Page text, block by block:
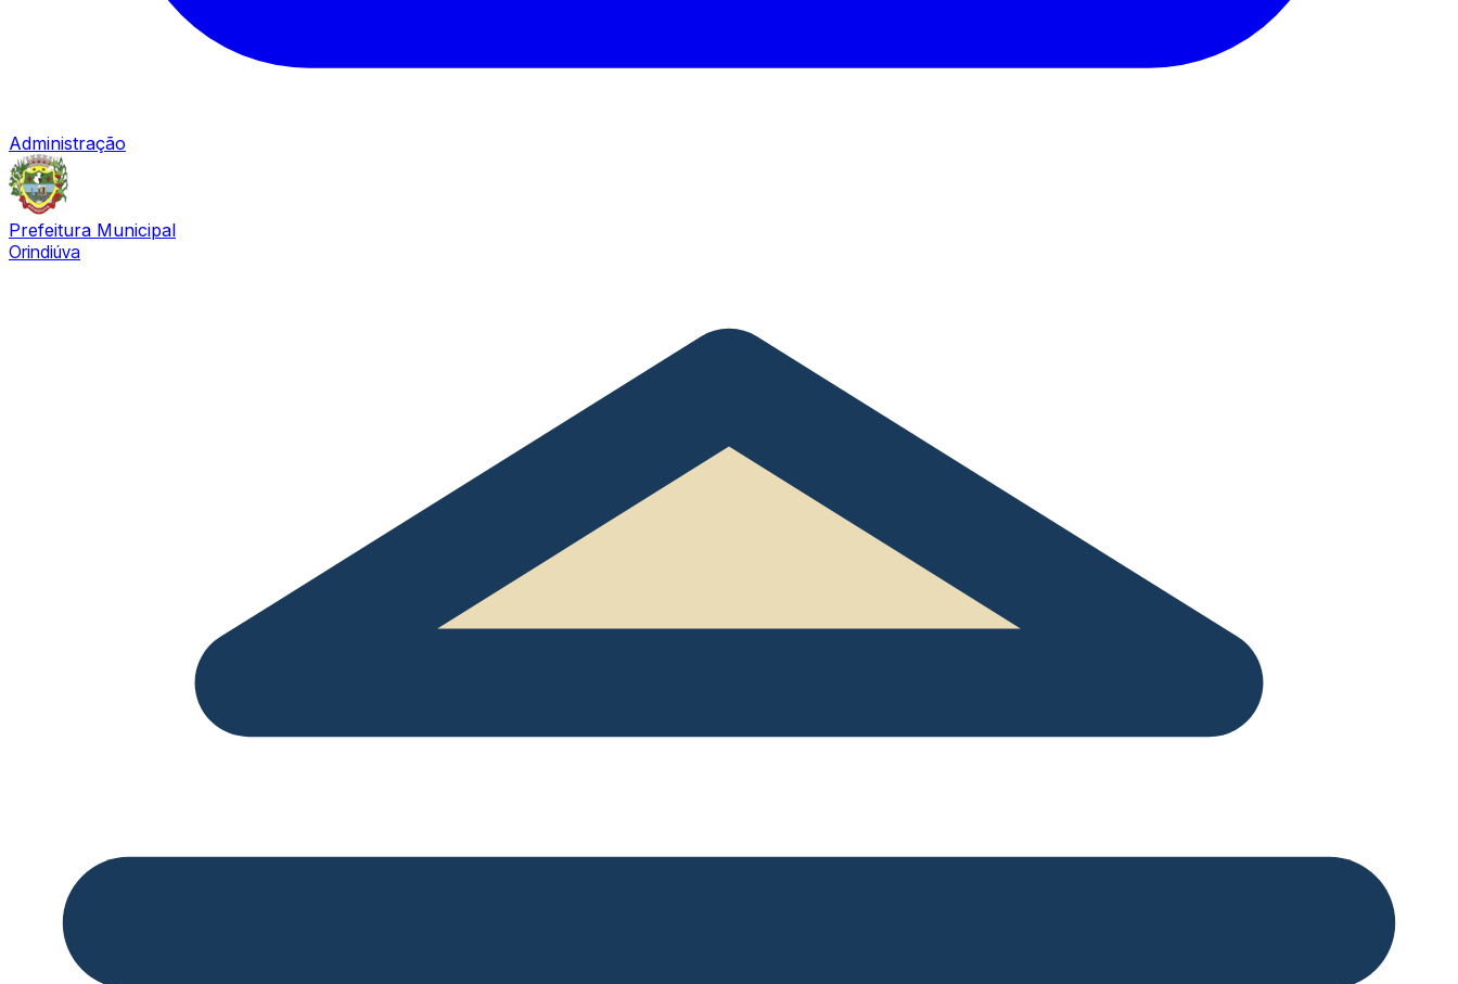
Administração
Prefeitura Municipal
Orindiúva